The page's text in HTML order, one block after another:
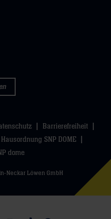
Barrierefreiheit
Hausordnung SNP DOME
dome
Neckar Löwen GmbH